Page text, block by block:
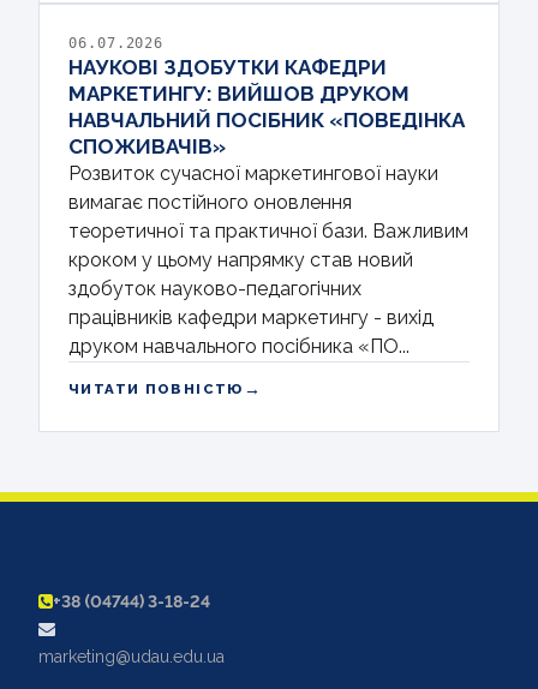
06.07.2026
НАУКОВІ ЗДОБУТКИ КАФЕДРИ
МАРКЕТИНГУ: ВИЙШОВ ДРУКОМ
НАВЧАЛЬНИЙ ПОСІБНИК «ПОВЕДІНКА
СПОЖИВАЧІВ»
Розвиток сучасної маркетингової науки
вимагає постійного оновлення
теоретичної та практичної бази. Важливим
кроком у цьому напрямку став новий
здобуток науково-педагогічних
працівників кафедри маркетингу - вихід
друком навчального посібника «ПО...
ЧИТАТИ ПОВНІСТЮ →
+38 (04744) 3-18-24
marketing@udau.edu.ua